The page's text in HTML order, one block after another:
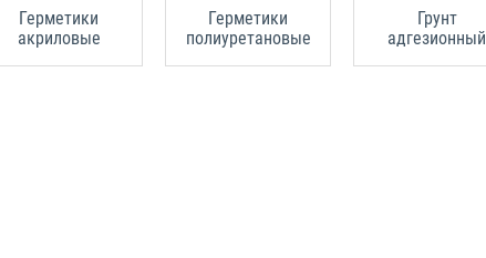
Герметики
акриловые
Герметики
полиуретановые
Грунт
адгезионный